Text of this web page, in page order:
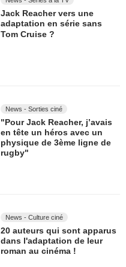
Jack Reacher vers une
adaptation en série sans
Tom Cruise ?
News - Sorties ciné
"Pour Jack Reacher, j’avais
en tête un héros avec un
physique de 3ème ligne de
rugby"
News - Culture ciné
20 auteurs qui sont apparus
dans l'adaptation de leur
roman au cinéma !